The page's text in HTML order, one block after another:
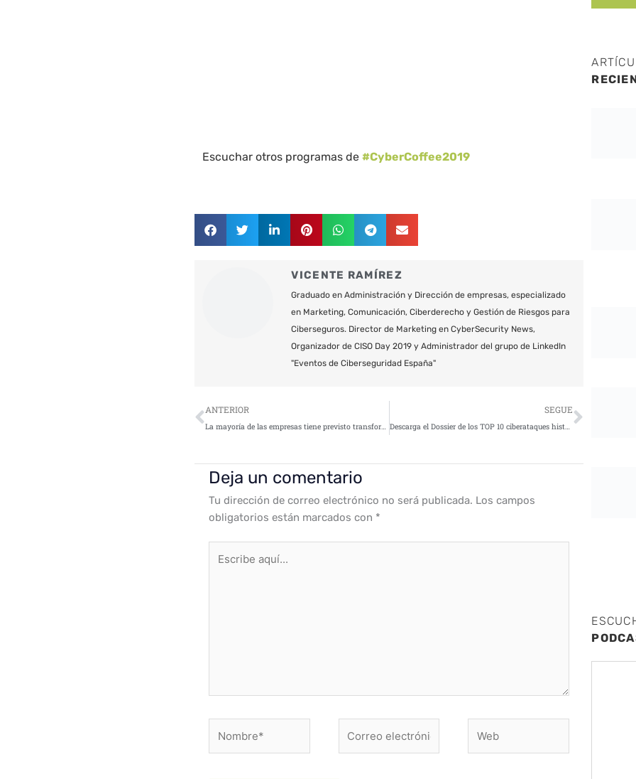
Escuchar otros programas de#CyberCoffee2019
VICENTE RAMÍREZ
Graduado en Administración y Dirección de empresas, especializado
en Marketing, Comunicación, Ciberderecho y Gestión de Riesgos para
Ciberseguros. Director de Marketing en CyberSecurity News,
Organizador de CISO Day 2019 y Administrador del grupo de LinkedIn
"Eventos de Ciberseguridad España"
Ant
ANTERIOR
La mayoría de las empresas tiene previsto transformarse digitalmente, pero al 84% le frenan los problemas de integración
SEGUE
Descarga el Dossier de los TOP 10 ciberataques históricos
Deja un comentario
Tu dirección de correo electrónico no será publicada. Los campos
obligatorios están marcados con *
aquí...
electrónico*